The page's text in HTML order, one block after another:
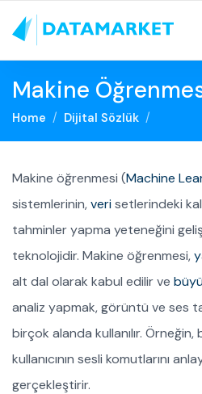
Makine
Home Dijital Sözlük
Makine öğrenmesi (Machine
sistemlerinin,verisetlerindeki
tahminler yapma yeteneğini
teknolojidir. Makine öğrenmesi,
alt dal olarak kabul edilir ve
analiz yapmak, görüntü ve ses
birçok alanda kullanılır.
kullanıcının sesli komutlarını
gerçekleştirir.